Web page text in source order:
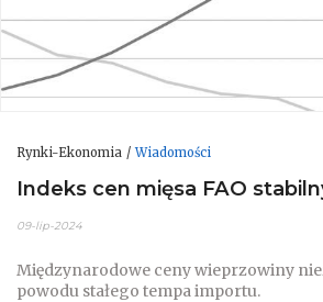
Rynki-Ekonomia Wiadomości
Indeks cen mięsa FAO
09-lip-2024
Międzynarodowe ceny wieprzowiny
powodu stałego tempa importu.